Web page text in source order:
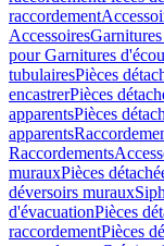
raccordement
Accessoires
pour Garnitures
tubulairesPièces
encastrerPièces
apparentsPièces
apparents
Raccordements
murauxPièces
déversoirs muraux
d'évacuationPièces
raccordementPièces